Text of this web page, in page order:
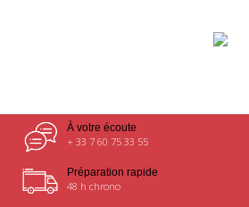
À votre écoute
+ 33 7 60 75 33 55
Préparation rapide
48 h chrono